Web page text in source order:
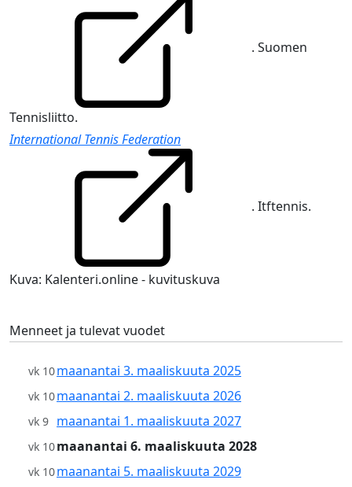
. Suomen
Tennisliitto.
International Tennis Federation
. Itftennis.
Kuva: Kalenteri.online - kuvituskuva
Menneet ja tulevat vuodet
vk 10maanantai 3. maaliskuuta 2025
vk 10maanantai 2. maaliskuuta 2026
vk 9 maanantai 1. maaliskuuta 2027
vk 10maanantai 6. maaliskuuta 2028
vk 10maanantai 5. maaliskuuta 2029